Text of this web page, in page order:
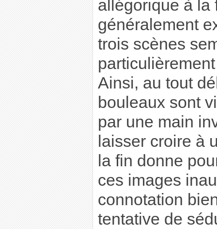
allégorique à la
généralement
trois scènes
Ainsi, au tout
bouleaux sont
par une main
laisser croire à
la fin donne
ces images
connotation
tentative de